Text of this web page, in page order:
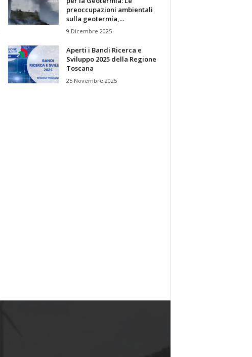
preoccupazioni ambientali
sulla geotermia,...
9 Dicembre 2025
Aperti i Bandi Ricerca e
Sviluppo 2025 della Regione
Toscana
25 Novembre 2025